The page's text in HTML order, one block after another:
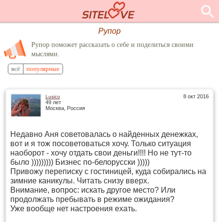
Рупор
Рупор поможет рассказать о себе и поделиться своими
мыслями.
всё популярные
8 окт 2016
Lusico
49 лет
Москва, Россия
Недавно Аня советовалась о найденных денежках,
вот и я тож посоветоваться хочу. Только ситуация
наоборот - хочу отдать свои деньги!!!! Но не тут-то
было ))))))))) Бизнес по-белорусски )))))
Привожу переписку с гостиницей, куда собирались на
зимние каникулы. Читать снизу вверх.
Внимание, вопрос: искать другое место? Или
продолжать пребывать в режиме ожидания?
Уже вообще нет настроения ехать.